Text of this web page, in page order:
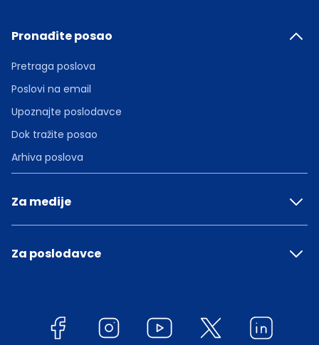
Pronađite posao
Pretraga poslova
Poslovi na email
Upoznajte poslodavce
Dok tražite posao
Arhiva poslova
Za medije
Za poslodavce